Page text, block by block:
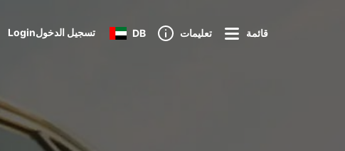
Loginتسجيل الدخول DB تعليمات قائمة